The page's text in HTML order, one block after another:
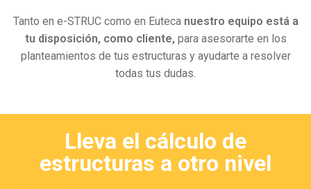
Tanto en e-STRUC como en Euteca nuestro equipo está a
tu disposición, como cliente, para asesorarte en los
planteamientos de tus estructuras y ayudarte a resolver
todas tus dudas.
Lleva el cálculo de
estructuras a otro nivel